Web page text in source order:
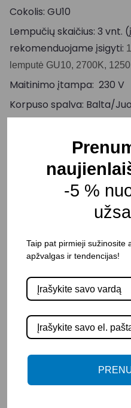
Cokolis: GU10
Lempučių skaičius: 3
rekomenduojame įsigyti:
lemputė GU10, 2700K,
Maitinimo įtampa: 230 V
Korpuso spalva: Balta/
Ilgis: 330 – 485 mm
Plotis: 80 -160 mm
Šviesos kryptis:
Atsparumas drėgmei:
Pristatymo terminas: 15 –
SPALVA Pasirinkite
-5 %
Taip pat pirmieji sužinosite
apžvalgas ir tendencijas!